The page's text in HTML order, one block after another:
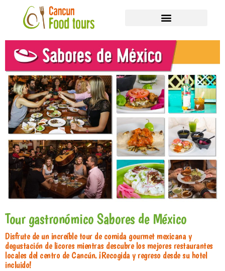
Tour gastronómico Sabores de México
Disfrute de un increíble tour de comida gourmet mexicana y
degustación de licores mientras descubre los mejores restaurantes
locales del centro de Cancún. ¡Recogida y regreso desde su hotel
incluido!